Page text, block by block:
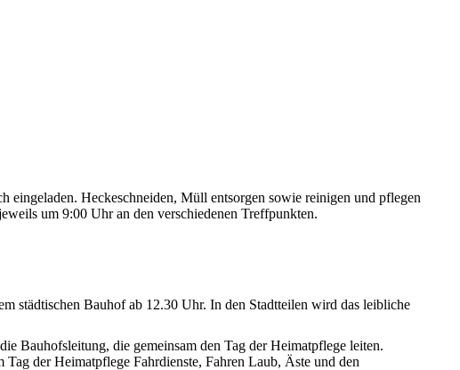
eingeladen. Heckeschneiden, Müll entsorgen sowie reinigen und pflegen
um 9:00 Uhr an den verschiedenen Treffpunkten.
städtischen Bauhof ab 12.30 Uhr. In den Stadtteilen wird das leibliche
Bauhofsleitung, die gemeinsam den Tag der Heimatpflege leiten.
der Heimatpflege Fahrdienste, Fahren Laub, Äste und den